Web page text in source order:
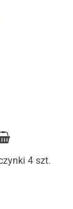
4 szt.